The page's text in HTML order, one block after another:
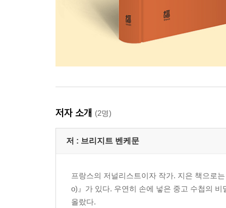
저자 소개 (2명)
저 : 브리지트 벤케문
프랑스의 저널리스트이자 작가. 지은 책으로
o)』가 있다. 우연히 손에 넣은 중고 수첩의
올랐다.